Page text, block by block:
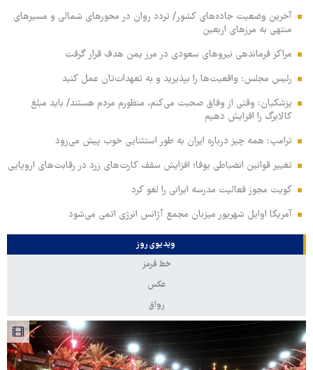
آخرین وضعیت جاده‌های کشور/ تردد روان در محورهای شمالی و مسیرهای
منتهی به مرزهای اربعین
مراکز فرماندهی نیروهای سعودی در مرز یمن هدف قرار گرفت
رئیس مجلس: واقعیت‌ها را بپذیرید و به تعهدات‌تان عمل کنید
پزشکیان: وقتی از وفاق صحبت می‌کنم، منظورم مردم هستند/ باید مبلغ
کالابرگ را افزایش دهیم
ترامپ: همه چیز درباره ایران به طور استثنایی خوب پیش می‌رود
تغییر قوانین انضباطی یوفا؛ افزایش سقف کارت‌های زرد در رقابت‌های اروپایی
کویت مجوز فعالیت مدرسه ایرانی را لغو کرد
آمریکا اوایل شهریور میزبان مجمع آژانس انرژی اتمی می‌شود
ویدیوی روز
خط قرمز
عکس
رواق